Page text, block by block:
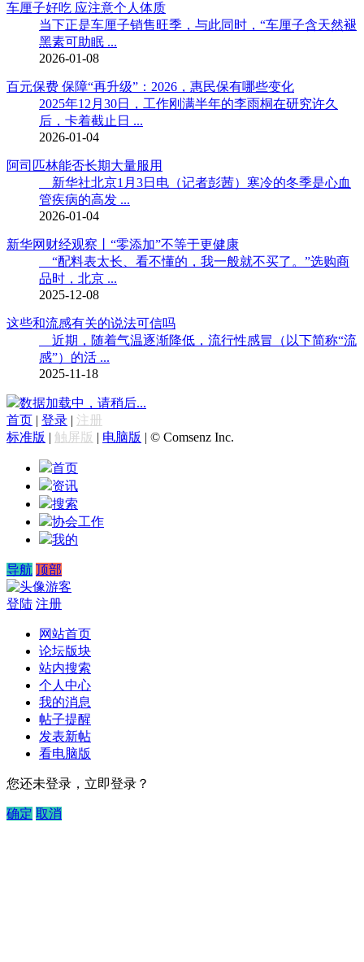
车厘子好吃 应注意个人体质
当下正是车厘子销售旺季，与此同时，“车厘子含天然褪
黑素可助眠 ...
2026-01-08
百元保费 保障“再升级”：2026，惠民保有哪些变化
2025年12月30日，工作刚满半年的李雨桐在研究许久
后，卡着截止日 ...
2026-01-04
阿司匹林能否长期大量服用
新华社北京1月3日电（记者彭茜）寒冷的冬季是心血
管疾病的高发 ...
2026-01-04
新华网财经观察丨“零添加”不等于更健康
“配料表太长、看不懂的，我一般就不买了。”选购商
品时，北京 ...
2025-12-08
这些和流感有关的说法可信吗
近期，随着气温逐渐降低，流行性感冒（以下简称“流
感”）的活 ...
2025-11-18
数据加载中，请稍后...
首页 | 登录 | 注册
标准版 | 触屏版 | 电脑版 | © Comsenz Inc.
首页
资讯
搜索
协会工作
我的
导航 顶部
游客
登陆 注册
网站首页
论坛版块
站内搜索
个人中心
我的消息
帖子提醒
发表新帖
看电脑版
您还未登录，立即登录？
确定 取消